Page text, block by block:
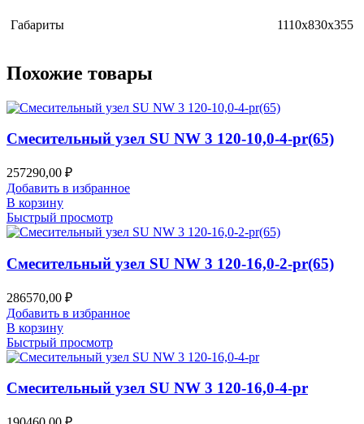
Габариты 1110x830x355
Похожие товары
Смесительный узел SU NW 3 120-10,0-4-pr(65)
257290,00 ₽
Добавить в избранное
В корзину
Быстрый просмотр
Смесительный узел SU NW 3 120-16,0-2-pr(65)
286570,00 ₽
Добавить в избранное
В корзину
Быстрый просмотр
Смесительный узел SU NW 3 120-16,0-4-pr